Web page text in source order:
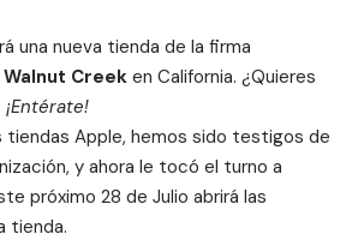
una nueva tienda de la firma
Walnut Creek en California. ¿Quieres
¡Entérate!
tiendas Apple, hemos sido testigos de
y ahora le tocó el turno a
próximo 28 de Julio abrirá las
tienda.